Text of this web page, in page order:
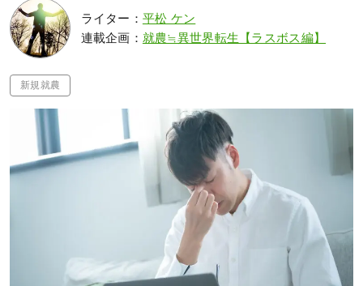
ライター： 平松 ケン
連載企画： 就農≒異世界転生【ラスボス編】
新規就農